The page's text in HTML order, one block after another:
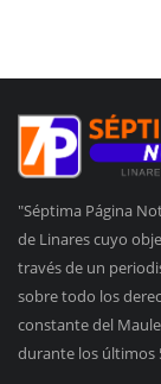
"Séptima Página
de Linares cuyo
través de un
sobre todo los
constante del
durante los últimos